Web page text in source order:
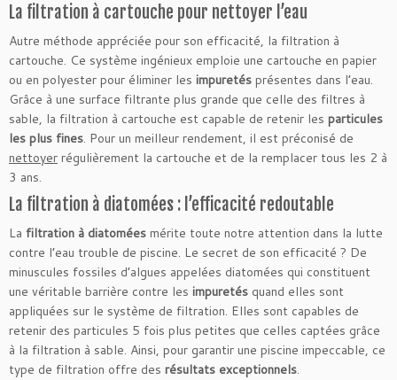
La filtration à cartouche pour nettoyer l’eau
Autre méthode appréciée pour son efficacité, la filtration à
cartouche. Ce système ingénieux emploie une cartouche en papier
ou en polyester pour éliminer les impuretés présentes dans l’eau.
Grâce à une surface filtrante plus grande que celle des filtres à
sable, la filtration à cartouche est capable de retenir les particules
les plus fines. Pour un meilleur rendement, il est préconisé de
nettoyer régulièrement la cartouche et de la remplacer tous les 2 à
3 ans.
La filtration à diatomées : l’efficacité redoutable
La filtration à diatomées mérite toute notre attention dans la lutte
contre l’eau trouble de piscine. Le secret de son efficacité ? De
minuscules fossiles d’algues appelées diatomées qui constituent
une véritable barrière contre les impuretés quand elles sont
appliquées sur le système de filtration. Elles sont capables de
retenir des particules 5 fois plus petites que celles captées grâce
à la filtration à sable. Ainsi, pour garantir une piscine impeccable, ce
type de filtration offre des résultats exceptionnels.